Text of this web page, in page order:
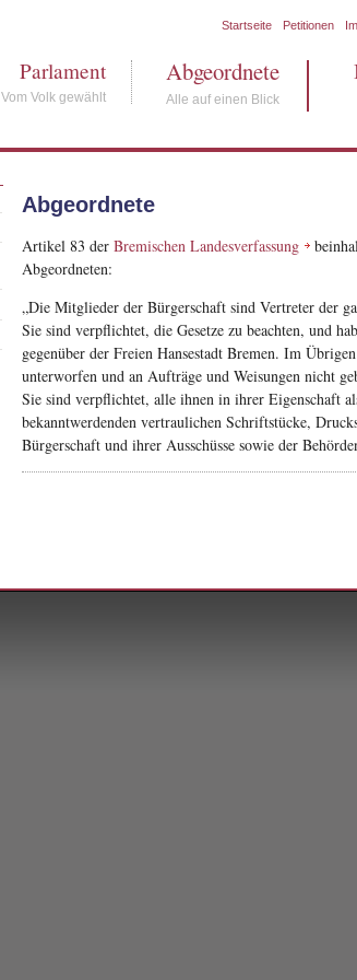
Startseite Petitionen
Parlament
Vom Volk gewählt
Abgeordnete
Alle auf einen Blick
Abgeordnete
Artikel 83 derBremischen Landesverfassung
Abgeordneten:
„Die Mitglieder der Bürgerschaft sind Vertreter der
Sie sind verpflichtet, die Gesetze zu beachten, und
gegenüber der Freien Hansestadt Bremen. Im
unterworfen und an Aufträge und Weisungen nicht
Sie sind verpflichtet, alle ihnen in ihrer Eigenschaft
bekanntwerdenden vertraulichen Schriftstücke,
Bürgerschaft und ihrer Ausschüsse sowie der